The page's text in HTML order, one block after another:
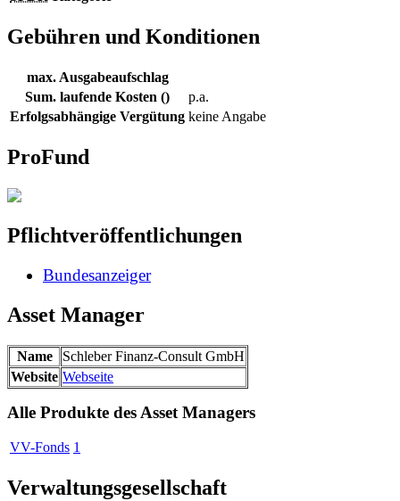
Gebühren und Konditionen
max. Ausgabeaufschlag
Sum. laufende Kosten ()
p.a.
Erfolgsabhängige Vergütung keine Angabe
ProFund
Pflichtveröffentlichungen
Bundesanzeiger
Asset Manager
Name
Schleber Finanz-Consult GmbH
Website Webseite
Alle Produkte des Asset Managers
VV-Fonds 1
Verwaltungsgesellschaft